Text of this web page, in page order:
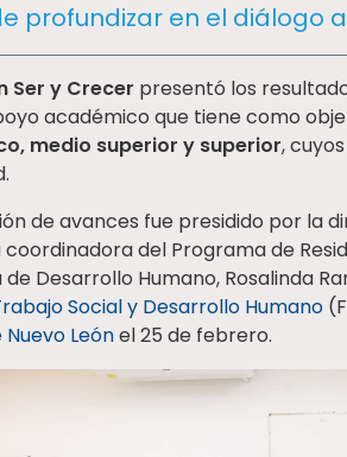
profundizar en el diálogo
Ser y Crecer presentó los
académico que tiene como
medio superior y superior,
de avances fue presidido por la
coordinadora del Programa de
Desarrollo Humano, Rosalinda
Social y Desarrollo Humano
Leónel 25 de febrero.